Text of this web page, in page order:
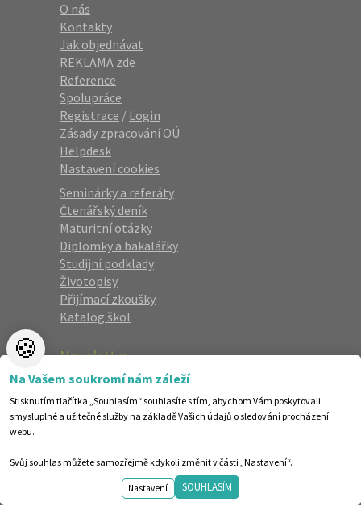
O nás
Kontakty
Jak objednávat
REKLAMA zde
Reference
Spolupráce
Registrace / Login
Zásady zpracování OÚ
Helpdesk
Nastavení cookies
Seminárky a referáty
Čtenářský deník
Maturitní otázky
Diplomky a bakalářky
Studijní podklady
Životopisy
Přijímací zkoušky
Katalog škol
Newsletter
Zaregistrujte se a dostávejte nejlepší
nabídky jako první.
🍪
Na Vašem soukromí nám záleží
Stisknutím tlačítka „Souhlasím“ souhlasíte s tím, abychom Vám poskytovali
smysluplné a užitečné služby na základě Vašich údajů o sledování procházení
webu.
Svůj souhlas můžete samozřejmě kdykoli změnit v části „Nastavení“.
Nastavení SOUHLASÍM